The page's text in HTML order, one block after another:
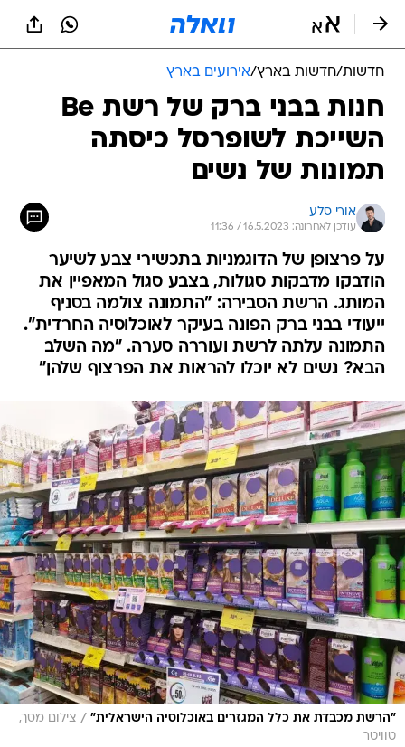
חדשות/חדשות בארץ/אירועים בארץ
חנות בבני ברק של רשת Be
השייכת לשופרסל כיסתה
תמונות של נשים
אורי סלע
עודכן לאחרונה: 16.5.2023 / 11:36
על פרצופן של הדוגמניות בתכשירי צבע לשיער
הודבקו מדבקות סגולות, בצבע סגול המאפיין את
המותג. הרשת הסבירה: "התמונה צולמה בסניף
ייעודי בבני ברק הפונה בעיקר לאוכלוסיה החרדית".
התמונה עלתה לרשת ועוררה סערה. "מה השלב
הבא? נשים לא יוכלו להראות את הפרצוף שלהן"
"הרשת מכבדת את כלל המגזרים באוכלוסיה הישראלית" / צילום מסך,
טוויטר